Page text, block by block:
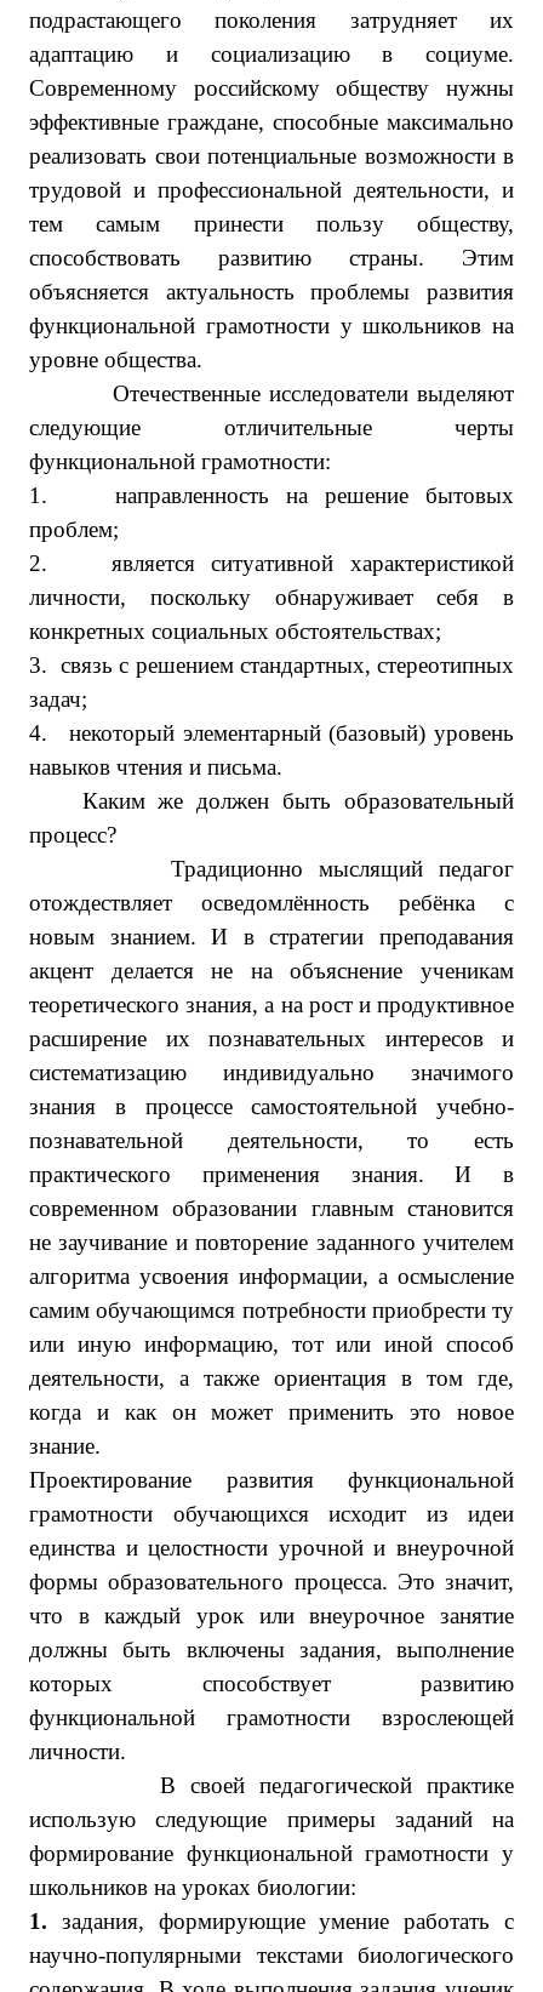
подрастающего поколения затрудняет их
адаптацию и социализацию в социуме.
Современному российскому обществу нужны
эффективные граждане, способные максимально
реализовать свои потенциальные возможности в
трудовой и профессиональной деятельности, и
тем самым принести пользу обществу,
способствовать развитию страны. Этим
объясняется актуальность проблемы развития
функциональной грамотности у школьников на
уровне общества.
Отечественные исследователи выделяют
следующие отличительные черты
функциональной грамотности:
1.
направленность на решение бытовых
проблем;
2.
является ситуативной характеристикой
личности, поскольку обнаруживает себя в
конкретных социальных обстоятельствах;
3. связь с решением стандартных, стереотипных
задач;
4.
некоторый элементарный (базовый) уровень
навыков чтения и письма.
Каким же должен быть образовательный
процесс?
Традиционно мыслящий педагог
отождествляет осведомлённость ребёнка с
новым знанием. И в стратегии преподавания
акцент делается не на объяснение ученикам
теоретического знания, а на рост и продуктивное
расширение их познавательных интересов и
систематизацию индивидуально значимого
знания в процессе самостоятельной учебно-
познавательной деятельности, то есть
практического применения знания. И в
современном образовании главным становится
не заучивание и повторение заданного учителем
алгоритма усвоения информации, а осмысление
самим обучающимся потребности приобрести ту
или иную информацию, тот или иной способ
деятельности, а также ориентация в том где,
когда и как он может применить это новое
знание.
Проектирование развития функциональной
грамотности обучающихся исходит из идеи
единства и целостности урочной и внеурочной
формы образовательного процесса. Это значит,
что в каждый урок или внеурочное занятие
должны быть включены задания, выполнение
которых способствует развитию
функциональной грамотности взрослеющей
личности.
В своей педагогической практике
использую следующие примеры заданий на
формирование функциональной грамотности у
школьников на уроках биологии:
1. задания, формирующие умение работать с
научно-популярными текстами биологического